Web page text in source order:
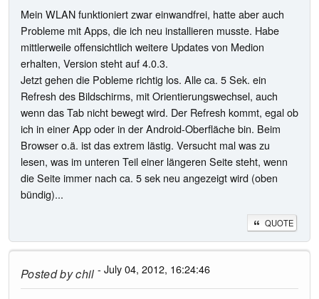
Mein WLAN funktioniert zwar einwandfrei, hatte aber auch
Probleme mit Apps, die ich neu installieren musste. Habe
mittlerweile offensichtlich weitere Updates von Medion
erhalten, Version steht auf 4.0.3.
Jetzt gehen die Pobleme richtig los. Alle ca. 5 Sek. ein
Refresh des Bildschirms, mit Orientierungswechsel, auch
wenn das Tab nicht bewegt wird. Der Refresh kommt, egal ob
ich in einer App oder in der Android-Oberfläche bin. Beim
Browser o.ä. ist das extrem lästig. Versucht mal was zu
lesen, was im unteren Teil einer längeren Seite steht, wenn
die Seite immer nach ca. 5 sek neu angezeigt wird (oben
bündig)...
QUOTE
Posted bychil - July 04, 2012, 16:24:46